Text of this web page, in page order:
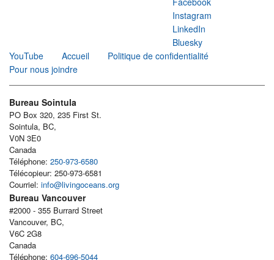
Instagram
LinkedIn
Bluesky
YouTube
Accueil
Politique de confidentialité
Pour nous joindre
Bureau Sointula
PO Box 320, 235 First St.
Sointula, BC,
V0N 3E0
Canada
Téléphone: 250-973-6580
Télécopieur: 250-973-6581
Courriel: info@livingoceans.org
Bureau Vancouver
#2000 - 355 Burrard Street
Vancouver, BC,
V6C 2G8
Canada
Téléphone: 604-696-5044